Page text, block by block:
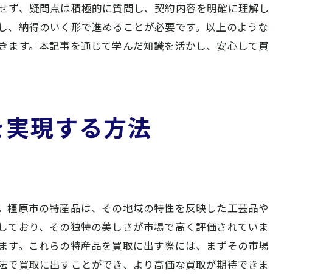
、疑問点は積極的に質問し、契約内容を明確に理解し
納得のいく形で進めることが必要です。以上のような
す。本記事を通じて学んだ知識を活かし、安心して買
現する方法
原市の特産品は、その地域の特性を反映した工芸品や
おり、その独特の美しさが市場で高く評価されていま
。これらの特産品を買取に出す際には、まずその市場
買取に出すことができ、より高価な買取が期待できま